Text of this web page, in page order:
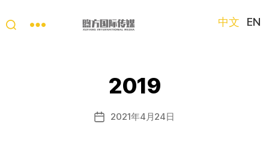
只
眼
中
中文 EN
2019
发 2021年4月24日